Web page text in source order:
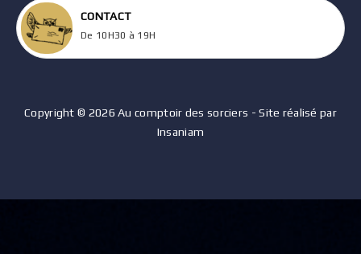
CONTACT
De 10H30 à 19H
Copyright © 2026 Au comptoir des sorciers - Site réalisé par
Insaniam